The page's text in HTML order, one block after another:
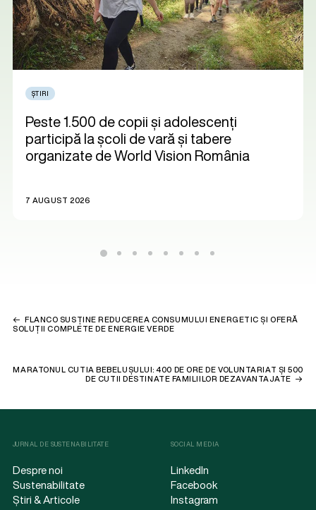
ȘTIRI
Peste 1.500 de copii și adolescenți
participă la școli de vară și tabere
organizate de World Vision România
7 AUGUST 2026
FLANCO SUSȚINE REDUCEREA CONSUMULUI ENERGETIC ȘI OFERĂ
SOLUȚII COMPLETE DE ENERGIE VERDE
MARATONUL CUTIA BEBELUȘULUI: 400 DE ORE DE VOLUNTARIAT ȘI 500
DE CUTII DESTINATE FAMILIILOR DEZAVANTAJATE
JURNAL DE SUSTENABILITATE
Despre noi
Sustenabilitate
Știri & Articole
SOCIAL MEDIA
LinkedIn
Facebook
Instagram